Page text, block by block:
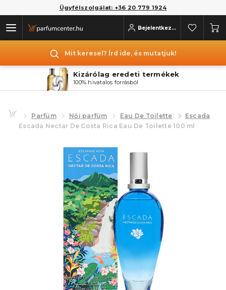
Ügyfélszolgálat: +36 20 779 1924
Bejelentkezés
Mit keresel? Írd ide, és mutatjuk!
Kizárólag eredeti termékek
100% hivatalos forrásból
Parfüm Női parfüm Eau De Toilette
Escada
Escada Nectar De Costa Rica Eau De Toilette 100 ml